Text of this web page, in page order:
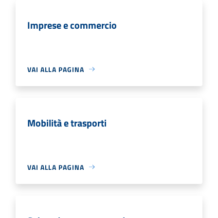
Imprese e commercio
VAI ALLA PAGINA
Mobilità e trasporti
VAI ALLA PAGINA